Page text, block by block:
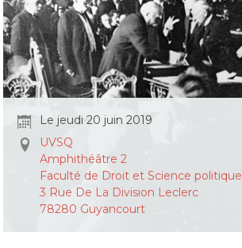
Le jeudi 20 juin 2019
UVSQ
Amphithéâtre 2
Faculté de Droit et Science politique
3 Rue De La Division Leclerc
78280 Guyancourt